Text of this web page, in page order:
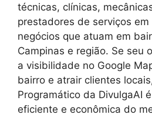
técnicas, clínicas,
prestadores de serviços
negócios que atuam em
Campinas e região. Se seu
a visibilidade no Google
bairro e atrair clientes
Programático da DivulgaAI
eficiente e econômica do